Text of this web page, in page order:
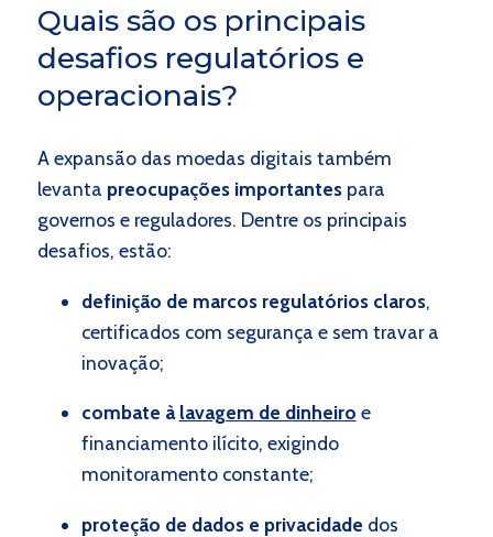
Quais são os principais
desafios regulatórios e
operacionais?
A expansão das moedas digitais também
levanta preocupações importantespara
governos e reguladores. Dentre os principais
desafios, estão:
definição de marcos regulatórios claros,
certificados com segurança e sem travar a
inovação;
combate àlavagem de dinheiro e
financiamento ilícito, exigindo
monitoramento constante;
proteção de dados e privacidade dos